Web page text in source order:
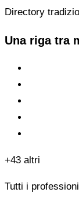
Directory
Una riga tra
+43 altri
Tutti i